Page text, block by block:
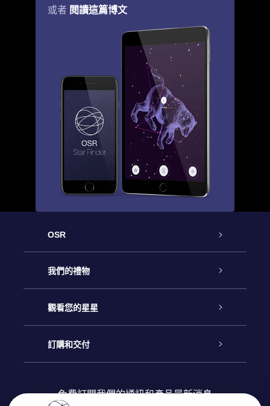
或者 閱讀這篇博文
OSR
客戶服務
聯繫我們
博客
我們的禮物
Online Star禮物
OSR禮物包
觀看您的星星
星星注册
訂購和交付
免費訂閱我們的通訊和產品最新消息